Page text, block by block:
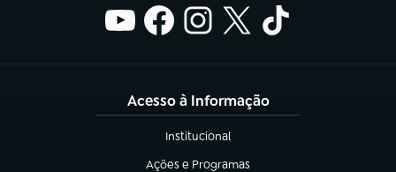
Acesso à Informação
Institucional
(abre em nova aba)
Ações e Programas